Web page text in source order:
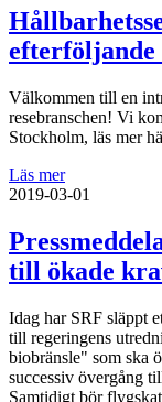
efterföljande
Välkommen till en
resebranschen! Vi
Stockholm, läs mer
Läs mer
2019-03-01
till ökade
Idag har SRF släppt
till regeringens
biobränsle" som ska
successiv övergång
Samtidigt bör